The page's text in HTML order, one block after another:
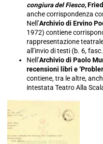
congiura del Fiesco,
anche corrispondenza
Nell’Archivio di Ervino
1972) contiene
rappresentazione
all’invio di testi (b. 6,
Nell’Archivio di Paolo
recensioni libri e
contiene, tra le altre,
intestata Teatro Alla